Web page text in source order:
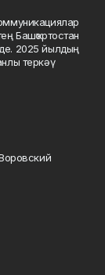
Башҡортостан
2025 йылдың
теркәү